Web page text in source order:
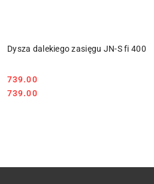
Dysza dalekiego zasięgu JN-S fi 400
Cena:
739.00
Cena:
739.00